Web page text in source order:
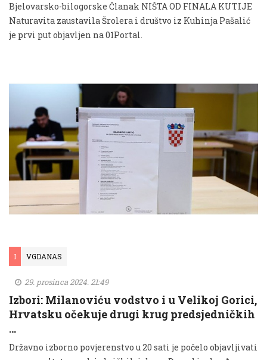
Bjelovarsko-bilogorske Članak NIŠTA OD FINALA KUTIJE
Naturavita zaustavila Šrolera i društvo iz Kuhinja Pašalić
je prvi put objavljen na 01Portal.
I VGDANAS
29. prosinca 2024. 21:49
Izbori: Milanoviću vodstvo i u Velikoj Gorici,
Hrvatsku očekuje drugi krug predsjedničkih
…
Državno izborno povjerenstvo u 20 sati je počelo objavljivati